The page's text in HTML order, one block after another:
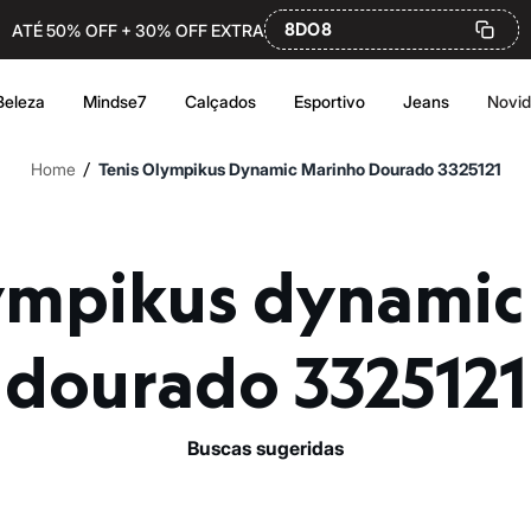
ATÉ 50% OFF + 30% OFF EXTRA 8DO8
Mindse7 Calçados Esportivo Jeans
Home / Tenis Olympikus Dynamic Marinho Dourado 3325121
dourado 3325121
buscas sugeridas